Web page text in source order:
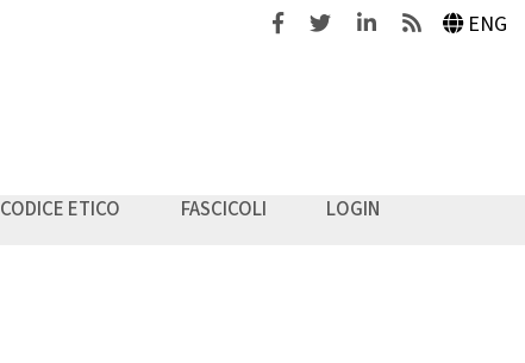
FacebookTwitterLinkedinFeeds ENG
CODICE ETICO FASCICOLI
LOGIN